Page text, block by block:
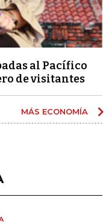
al Pacífico
de visitantes
MÁS ECONOMÍA